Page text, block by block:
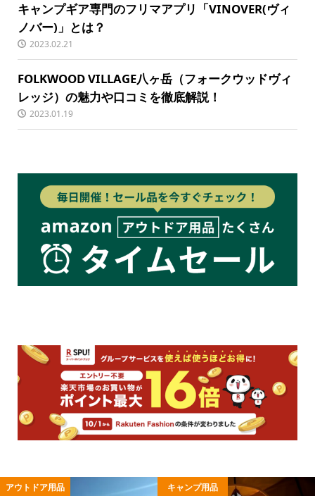
キャンプギア専門のフリマアプリ「VINOVER(ヴィ
ノバー)」とは？
2023.02.21
FOLKWOOD VILLAGE八ヶ岳（フォークウッドヴィ
レッジ）の魅力や口コミを徹底解説！
2023.01.19
アウトドア用品 キャンプ用品